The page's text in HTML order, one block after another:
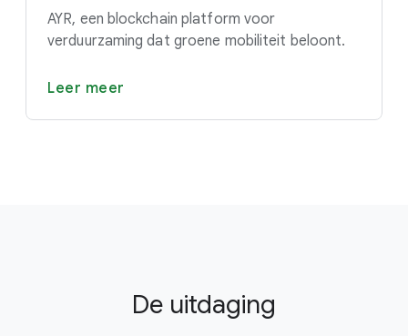
AYR, een blockchain platform voor
verduurzaming dat groene mobiliteit beloont.
Leer meer
De uitdaging